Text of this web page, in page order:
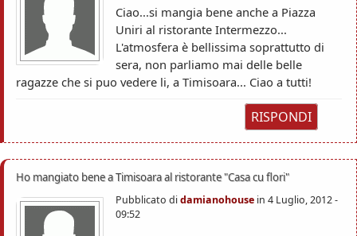
Ciao...si mangia bene anche a Piazza
Uniri al ristorante Intermezzo...
L'atmosfera è bellissima soprattutto di
sera, non parliamo mai delle belle
ragazze che si puo vedere li, a Timisoara... Ciao a tutti!
RISPONDI
Ho mangiato bene a Timisoara al ristorante "Casa cu flori"
Pubblicato didamianohouse in 4 Luglio, 2012 -
09:52